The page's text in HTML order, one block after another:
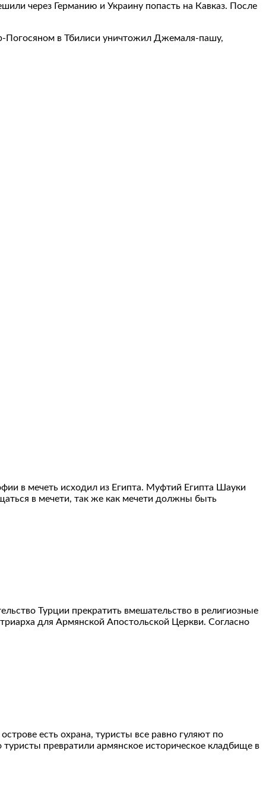
через Германию и Украину попасть на Кавказ. После
Погосяном в Тбилиси уничтожил Джемаля-пашу,
в мечеть исходил из Египта. Муфтий Египта Шауки
в мечети, так же как мечети должны быть
Турции прекратить вмешательство в религиозные
для Армянской Апостольской Церкви. Согласно
есть охрана, туристы все равно гуляют по
превратили армянское историческое кладбище в